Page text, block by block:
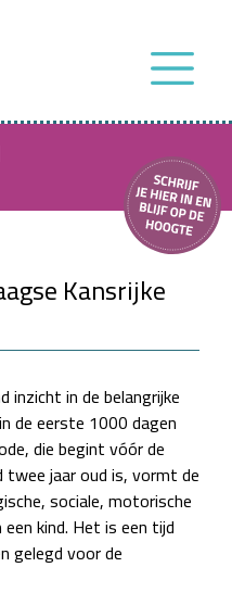
Kansrijke
inzicht in de belangrijke
de eerste 1000 dagen
die begint vóór de
jaar oud is, vormt de
sociale, motorische
kind. Het is een tijd
gelegd voor de